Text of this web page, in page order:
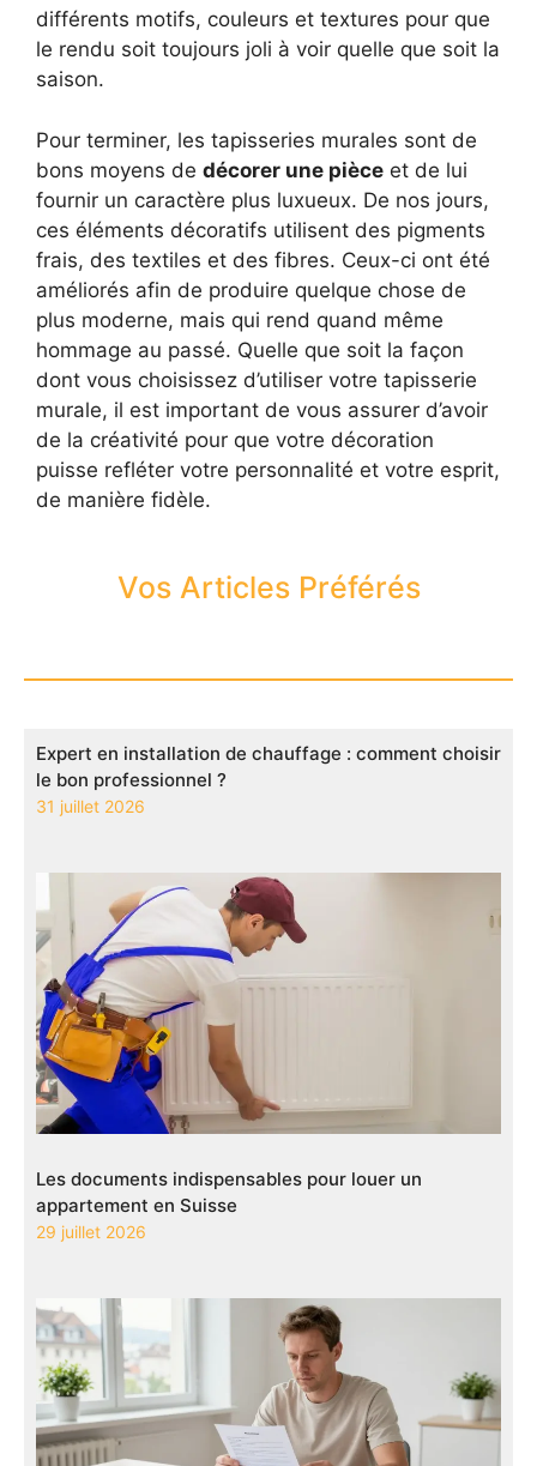
différents motifs, couleurs et textures pour que
le rendu soit toujours joli à voir quelle que soit la
saison.
Pour terminer, les tapisseries murales sont de
bons moyens de décorer une pièce et de lui
fournir un caractère plus luxueux. De nos jours,
ces éléments décoratifs utilisent des pigments
frais, des textiles et des fibres. Ceux-ci ont été
améliorés afin de produire quelque chose de
plus moderne, mais qui rend quand même
hommage au passé. Quelle que soit la façon
dont vous choisissez d’utiliser votre tapisserie
murale, il est important de vous assurer d’avoir
de la créativité pour que votre décoration
puisse refléter votre personnalité et votre esprit,
de manière fidèle.
Vos Articles Préférés
Expert en installation de chauffage : comment choisir
le bon professionnel ?
31 juillet 2026
Les documents indispensables pour louer un
appartement en Suisse
29 juillet 2026